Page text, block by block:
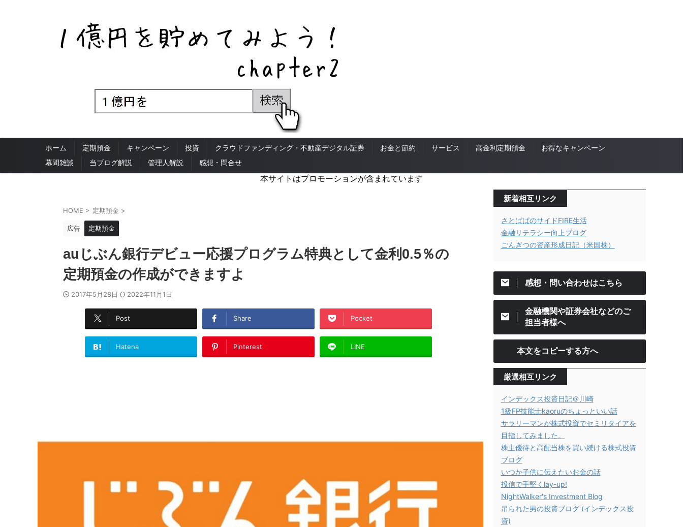
ホーム 定期預金 キャンペーン 投資 クラウドファンディング・不動産デジタル証券 お金と節約 サービス 高金利定期預金
お得なキャンペーン
幕間雑談
当ブログ解説 管理人解説 感想・問合せ
本サイトはプロモーションが含まれています
HOME > 定期預金 >
広告 定期預金
auじぶん銀行デビュー応援プログラム特典として金利0.5％の
定期預金の作成ができますよ
2017年5月28日 2022年11月1日
Post Share Pocket
Hatena Pinterest LINE
新着相互リンク
さとぱぱのサイドFIRE生活
金融リテラシー向上ブログ
ごんぎつの資産形成日記（米国株）
感想・問い合わせはこちら
金融機関や証券会社などのご
担当者様へ
本文をコピーする方へ
厳選相互リンク
インデックス投資日記＠川崎
1級FP技能士kaoruのちょっといい話
サラリーマンが株式投資でセミリタイアを
目指してみました。
株主優待と高配当株を買い続ける株式投資
ブログ
いつか子供に伝えたいお金の話
投信で手堅くlay-up!
NightWalker's Investment Blog
吊られた男の投資ブログ (インデックス投
資)